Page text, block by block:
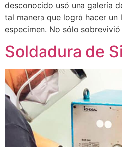
desconocido usó una galería
tal manera que logró hacer
especimen. No sólo
Soldadura de